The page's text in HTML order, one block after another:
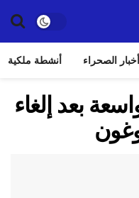
أخبار الصحراء أنشطة ملكية
بعد إلغاء